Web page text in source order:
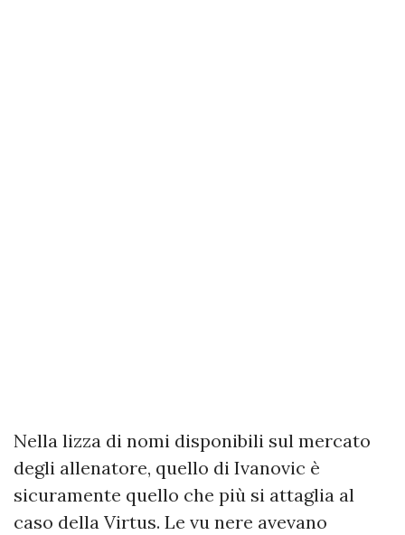
Nella lizza di nomi disponibili sul mercato
degli allenatore, quello di Ivanovic è
sicuramente quello che più si attaglia al
caso della Virtus. Le vu nere avevano